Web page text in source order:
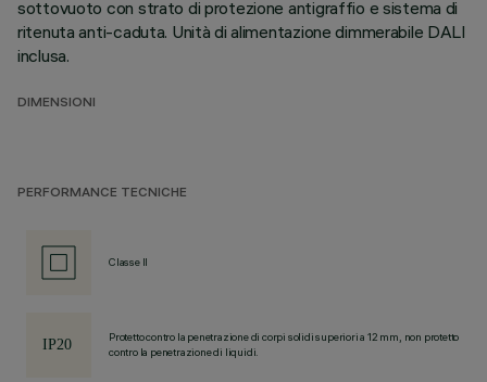
sottovuoto con strato di protezione antigraffio e sistema di
ritenuta anti-caduta. Unità di alimentazione dimmerabile DALI
inclusa.
DIMENSIONI
PERFORMANCE TECNICHE
Classe II
Protetto contro la penetrazione di corpi solidi superiori a 12 mm, non protetto
contro la penetrazione di liquidi.